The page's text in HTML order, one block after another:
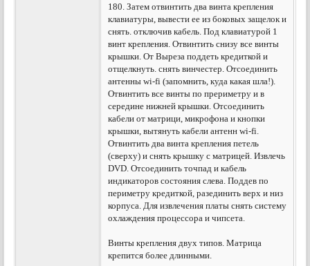
180. Затем отвинтить два винта крепления
клавиатуры, вывести ее из боковых защелок и
снять. отключив кабель. Под клавиатурой 1
винт крепления. Отвинтить снизу все винты
крышки. От Выреза поддеть кредиткой и
отщелкнуть. снять винчестер. Отсоединить
антенны wi-fi (запомнить, куда какая шла!).
Отвинтить все винты по прериметру и в
середине нижней крышки. Отсоединить
кабели от матрици, микрофона и кнопки
крышки, вытянуть кабели антенн wi-fi.
Отвинтить два винта крепления петель
(сверху) и снять крышку с матрицей. Извлечь
DVD. Отсоединить точпад и кабель
индикаторов состояния слева. Поддев по
периметру кредиткой, разединить верх и низ
корпуса. Для извлечения платы снять систему
охлаждения процессора и чипсета.
Винты крепления двух типов. Матрица
крепится более длинными.